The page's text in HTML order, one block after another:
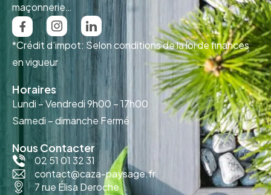
maçonnerie…
*Crédit d’impot: Selon conditions de la loi de finances
en vigueur
Horaires
Lundi – Vendredi9h00 – 17h00
Samedi – dimanche Fermé
Nous Contacter
02 51 01 32 31
contact@caza-paysage.fr
7 rue Élisa Deroche